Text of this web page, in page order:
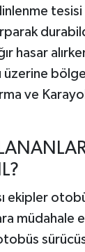
hasar
üzerine
ve
ekipler
müdahale